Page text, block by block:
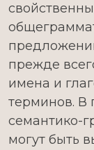
прежде
имена и
терминов. В
семантико-
могут быть